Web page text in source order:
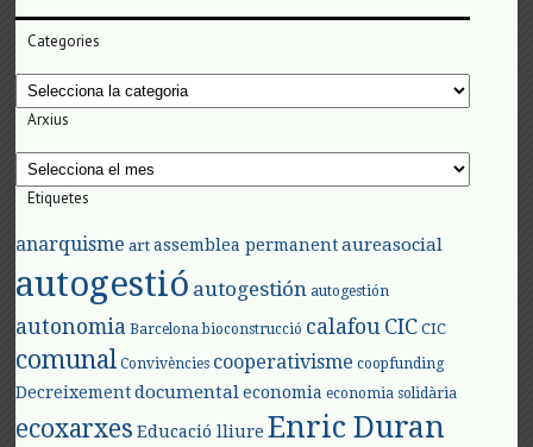
Categories
Categories
Arxius
Arxius
Etiquetes
anarquisme art assemblea permanent aureasocial
autogestió autogestión autogestión
autonomia Barcelona bioconstrucció calafou CIC CIC
comunal Convivències cooperativisme coopfunding
Decreixement documental economia economia solidària
ecoxarxes Educació lliure Enric Duran